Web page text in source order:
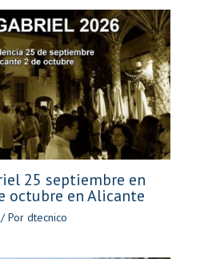
25 septiembre en
octubre en Alicante
/ Por dtecnico